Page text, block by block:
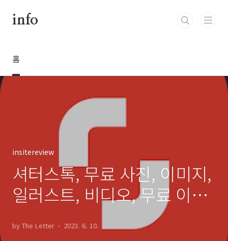
info
홈
insitereview
셔터스톡, 무료 사진, 이미지,
일러스트, 비디오, 무료 이미
by The Letter 2023. 6. 10.